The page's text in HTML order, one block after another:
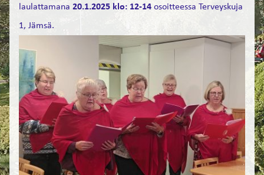
laulattamana 20.1.2025 klo: 12-14 osoitteessa Terveyskuja
1, Jämsä.